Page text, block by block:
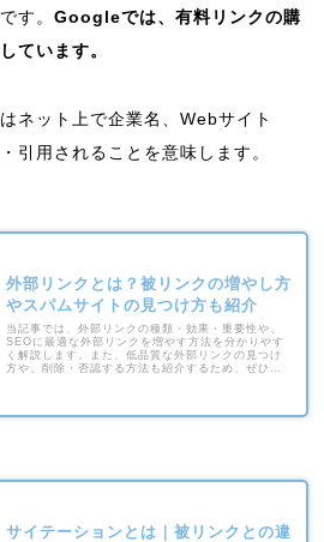
す。Googleでは、有料リンクの購
ています。
ネット上で企業名、Webサイト
引用されることを意味します。
外部リンクとは？被リンクの増やし方
やスパムサイトの見つけ方も紹介
当記事では、外部リンクの種類・効果・重要性や、
SEOに最適な外部リンクを増やす方法を分かりやす
く解説します。また、低品質な外部リンクの見つけ
方や、削除・否認する方法も紹介するため、ぜひ参
サイテーションとは｜被リンクとの違